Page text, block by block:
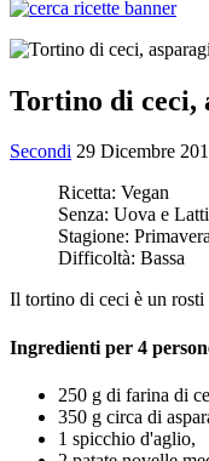
Tortino di ceci,
Secondi 29 Dicembre
Ricetta: Vegan
Senza: Uova e
Stagione:
Difficoltà: Bassa
Il tortino di ceci è un
Ingredienti per 4
250 g di farina di
350 g circa di
1 spicchio d'aglio,